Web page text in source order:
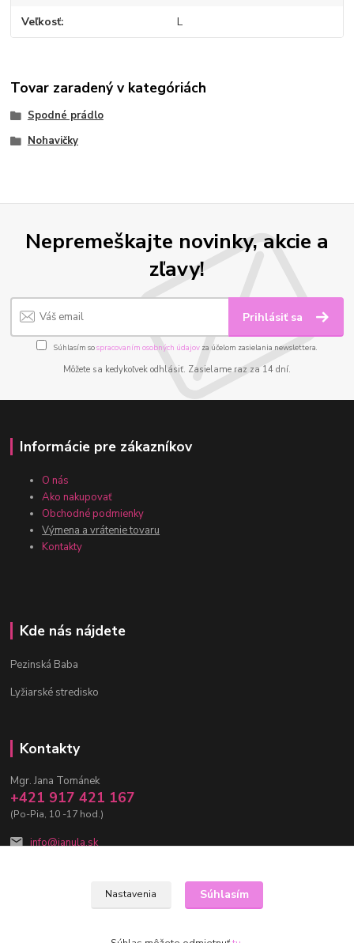
Veľkosť L
Tovar zaradený v kategóriách
Spodné prádlo
Nohavičky
Nepremeškajte novinky, akcie a
zľavy!
Prihlásiť sa
Súhlasím sospracovaním osobných údajov za účelom zasielania newslettera.
Môžete sa kedykoľvek odhlásiť. Zasielame raz za 14 dní.
Informácie pre zákazníkov
O nás
Ako nakupovať
Obchodné podmienky
Výmena a vrátenie tovaru
Kontakty
Kde nás nájdete
Pezinská Baba
Lyžiarské stredisko
Kontakty
Mgr. Jana Tománek
+421 917 421 167
(Po-Pia, 10 -17 hod.)
info@janula.sk
Nastavenia Súhlasím